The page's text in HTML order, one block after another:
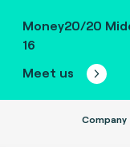
Money20/20
16
Meet us
Company